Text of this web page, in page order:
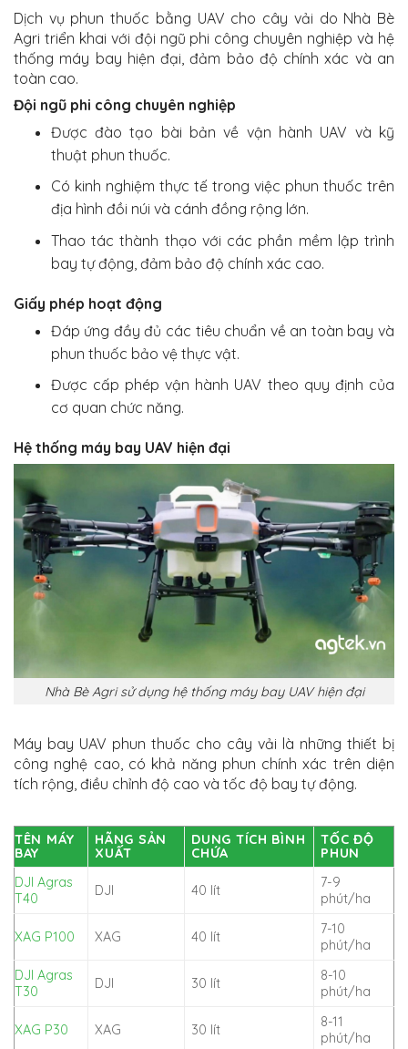
Dịch vụ phun thuốc bằng UAV cho cây vải do Nhà Bè
Agri triển khai với đội ngũ phi công chuyên nghiệp và hệ
thống máy bay hiện đại, đảm bảo độ chính xác và an
toàn cao.
Đội ngũ phi công chuyên nghiệp
Được đào tạo bài bản về vận hành UAV và kỹ
thuật phun thuốc.
Có kinh nghiệm thực tế trong việc phun thuốc trên
địa hình đồi núi và cánh đồng rộng lớn.
Thao tác thành thạo với các phần mềm lập trình
bay tự động, đảm bảo độ chính xác cao.
Giấy phép hoạt động
Đáp ứng đầy đủ các tiêu chuẩn về an toàn bay và
phun thuốc bảo vệ thực vật.
Được cấp phép vận hành UAV theo quy định của
cơ quan chức năng.
Hệ thống máy bay UAV hiện đại
Nhà Bè Agri sử dụng hệ thống máy bay UAV hiện đại
Máy bay UAV phun thuốc cho cây vải là những thiết bị
công nghệ cao, có khả năng phun chính xác trên diện
tích rộng, điều chỉnh độ cao và tốc độ bay tự động.
TÊN MÁY
BAY
HÃNG SẢN
XUẤT
DUNG TÍCH BÌNH
CHỨA
TỐC ĐỘ
PHUN
DJI Agras
T40
DJI 40 lít
7-9
phút/ha
XAG P100 XAG 40 lít
7-10
phút/ha
DJI Agras
T30
DJI 30 lít
8-10
phút/ha
XAG P30 XAG 30 lít
8-11
phút/ha